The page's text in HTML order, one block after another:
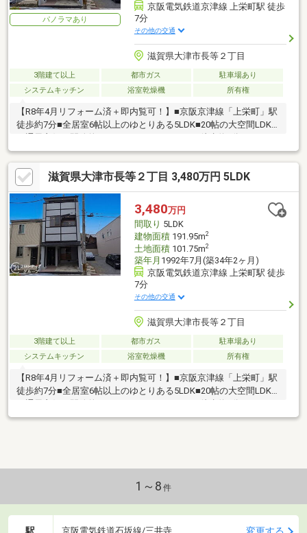
パノラマあり
京阪電気鉄道京津線 上栄町駅 徒歩
7分
その他の交通
滋賀県大津市長等２丁目
3階建て以上 都市ガス
駐車場あり
システムキッチン
浴室乾燥機 所有権
【R8年4月リフォーム済＋即内覧可！】■京阪京津線「上栄町」駅
徒歩約7分■全居室6帖以上のゆとりある5LDK■20帖の大空間LDK
滋賀県大津市長等２丁目 3,480万円 5LDK
3,480万円
間取り 5LDK
建物面積191.95m2
土地面積101.75m2
築年月 1992年7月(築34年2ヶ月)
京阪電気鉄道京津線 上栄町駅 徒歩
7分
その他の交通
滋賀県大津市長等２丁目
3階建て以上 都市ガス
駐車場あり
システムキッチン
浴室乾燥機 所有権
【R8年4月リフォーム済＋即内覧可！】■京阪京津線「上栄町」駅
徒歩約7分■全居室6帖以上のゆとりある5LDK■20帖の大空間LDK
1～8 件
駅 京阪電気鉄道石坂線/三井寺 変更する